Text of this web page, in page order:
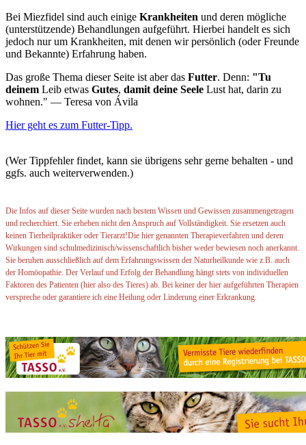
Bei Miezfidel sind auch einige Krankheiten und deren mögliche
(unterstützende) Behandlungen aufgeführt. Hierbei handelt es sich
jedoch nur um Krankheiten, mit denen wir persönlich (oder Freunde
und Bekannte) Erfahrung haben.
Das große Thema dieser Seite ist aber das Futter. Denn: "Tu
deinem Leib etwas Gutes, damit deine Seele Lust hat, darin zu
wohnen." ― Teresa von Ávila
Hier geht es zum Futter-Tipp.
(Wer Tippfehler findet, kann sie übrigens sehr gerne behalten - und
ggfs. auch weiterverwenden.)
Die Infos auf dieser Seite wurden nach bestem Wissen und Gewissen zusammengetragen
und recherchiert. Sie erheben nicht den Anspruch auf Vollständigkeit. Sie ersetzen auch
keinen Tierheilpraktiker oder Tierarzt!Die hier genannten Therapieverfahren und deren
Wirkungen sind schulmedizinisch/wissenschaftlich bisher weder bewiesen noch anerkannt.
Sie beruhen ausschließlich auf dem Erfahrungswissen der Naturheilkunde wie z.B. auch
der Homöopathie. Der Verlauf und Erfolg der Behandlung hängt stets von individuellen
Faktoren des Patienten (hier also des Tieres) ab. Bei keiner der hier aufgeführten Therapien
verspreche oder garantiere ich eine Heilung oder Linderung einer Erkrankung.